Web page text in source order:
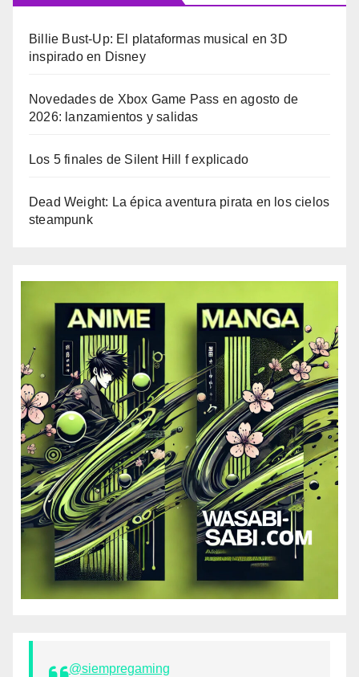
Billie Bust-Up: El plataformas musical en 3D
inspirado en Disney
Novedades de Xbox Game Pass en agosto de
2026: lanzamientos y salidas
Los 5 finales de Silent Hill f explicado
Dead Weight: La épica aventura pirata en los cielos
steampunk
@siempregaming